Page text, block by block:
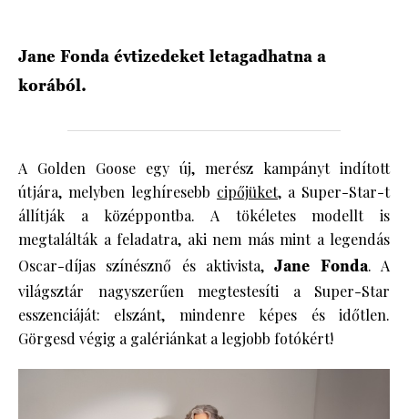
Jane Fonda évtizedeket letagadhatna a
korából.
A Golden Goose egy új, merész kampányt indított
útjára, melyben leghíresebb cipőjüket, a Super-Star-t
állítják a középpontba. A tökéletes modellt is
megtalálták a feladatra, aki nem más mint a legendás
Oscar-díjas színésznő és aktivista,Jane Fonda. A
világsztár nagyszerűen megtestesíti a Super-Star
esszenciáját: elszánt, mindenre képes és időtlen.
Görgesd végig a galériánkat a legjobb fotókért!